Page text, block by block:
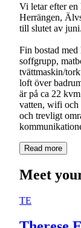
Vi letar efter en
Herrängen,
till slutet av juni.
Fin bostad
soffgrupp,
tvättmaskin/
loft över
är på ca 22
vatten, wifi och
och trevligt
Read more
Meet
TE